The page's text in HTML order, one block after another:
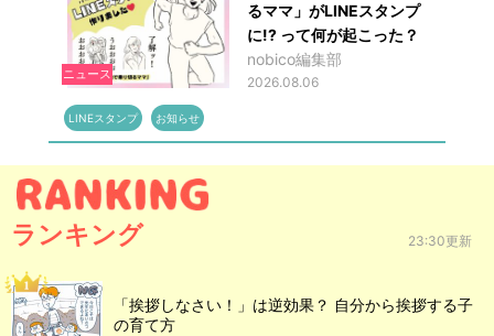
ニュース
るママ」がLINEスタンプ
に!? って何が起こった？
nobico編集部
2026.08.06
LINEスタンプ お知らせ
ランキング 23:30更新
「挨拶しなさい！」は逆効果？ 自分から挨拶する子
の育て方